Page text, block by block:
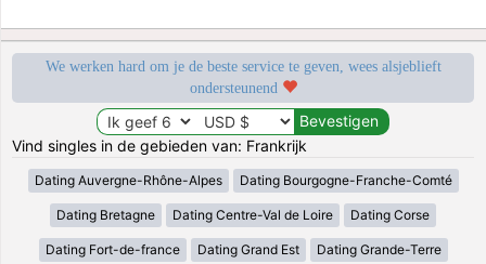
We werken hard om je de beste service te geven, wees alsjeblieft
ondersteunend
Vind singles in de gebieden van: Frankrijk
Dating Auvergne-Rhône-Alpes Dating Bourgogne-Franche-Comté
Dating Bretagne Dating Centre-Val de Loire Dating Corse
Dating Fort-de-france Dating Grand Est Dating Grande-Terre